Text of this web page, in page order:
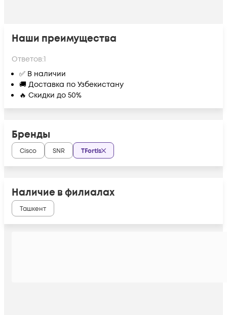
Наши преимущества
Ответов:1
✅ В наличии
🚚 Доставка по Узбекистану
🔥 Скидки до 50%
Бренды
Cisco SNR TFortis
Наличие в филиалах
Ташкент